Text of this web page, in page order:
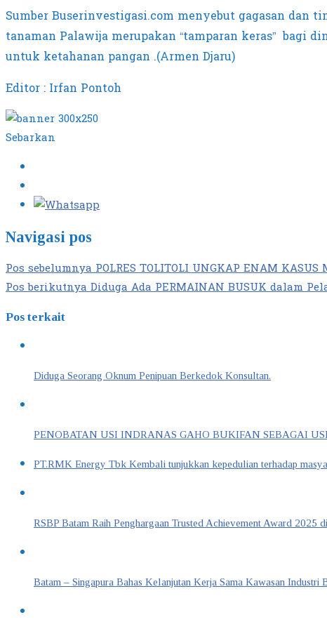
Sumber Buserinvestigasi.com menyebut gagasan
tanaman Palawija merupakan “tamparan keras” bagi
untuk ketahanan pangan .(Armen Djaru)
Editor : Irfan Pontoh
Sebarkan
Navigasi pos
Pos sebelumnyaPOLRES TOLITOLI UNGKAP ENAM
Pos berikutnyaDiduga Ada PERMAINAN BUSUK dalam
Pos terkait
Diduga Seorang Oknum Penipuan Berkedok Konsultan.
PENOBATAN USI INDRANAS GAHO BUKIFAN SEBAGAI
PT.RMK Energy Tbk Kembali tunjukkan kepedulian terhadap
RSBP Batam Raih Penghargaan Trusted Achievement Award 2025
Batam – Singapura Bahas Kelanjutan Kerja Sama Kawasan Industri